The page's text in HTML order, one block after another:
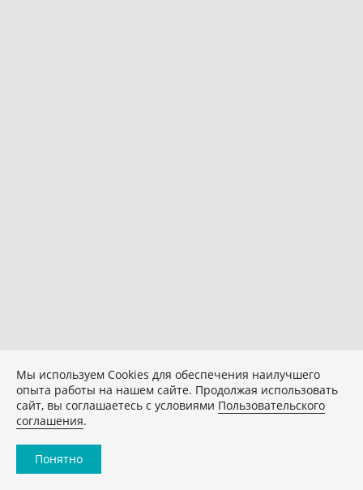
Мы используем Сookies для обеспечения наилучшего
опыта работы на нашем сайте. Продолжая использовать
сайт, вы соглашаетесь с условиями Пользовательского
соглашения.
Понятно